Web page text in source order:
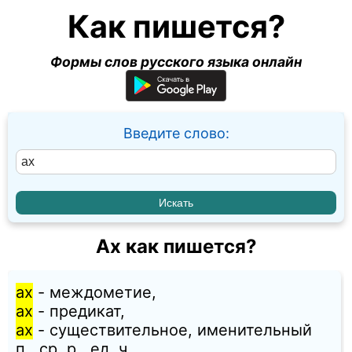
Как пишется?
Формы слов русского языка онлайн
Введите слово:
Ах как пишется?
ах - междометие,
ах - предикат,
ах - существительное, именительный